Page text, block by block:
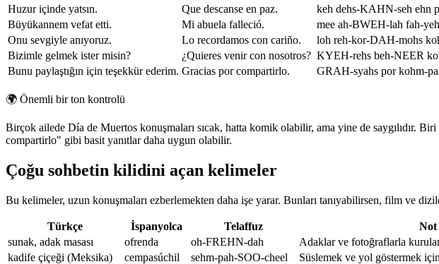
Huzur içinde yatsın.
Que descanse en paz. keh dehs-KAHN-seh ehn
Büyükannem vefat etti.
Mi abuela falleció. mee ah-BWEH-lah fah-
Onu sevgiyle anıyoruz.
Lo recordamos con cariño. loh reh-kor-DAH-mohs
Bizimle gelmek ister misin?
¿Quieres venir con nosotros? KYEH-rehs beh-NEER
Bunu paylaştığın için teşekkür ederim. Gracias por compartirlo. GRAH-syahs por kohm-
🌍 Önemli bir ton kontrolü
Birçok ailede Día de Muertos konuşmaları sıcak, hatta komik olabilir, ama yine de saygılıdır.
compartirlo" gibi basit yanıtlar daha uygun olabilir.
Çoğu sohbetin kilidini açan kelimeler
Bu kelimeler, uzun konuşmaları ezberlemekten daha işe yarar. Bunları tanıyabilirsen, film ve
Türkçe İspanyolca Telaffuz
Not
sunak, adak masası
ofrenda oh-FREHN-dah
Adaklar ve fotoğraflarla
kadife çiçeği (Meksika)
cempasúchil sehm-pah-SOO-cheel
Süslemek ve yol göstermek